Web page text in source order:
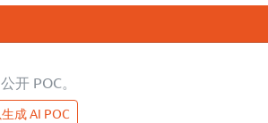
开 POC。
成 AI POC